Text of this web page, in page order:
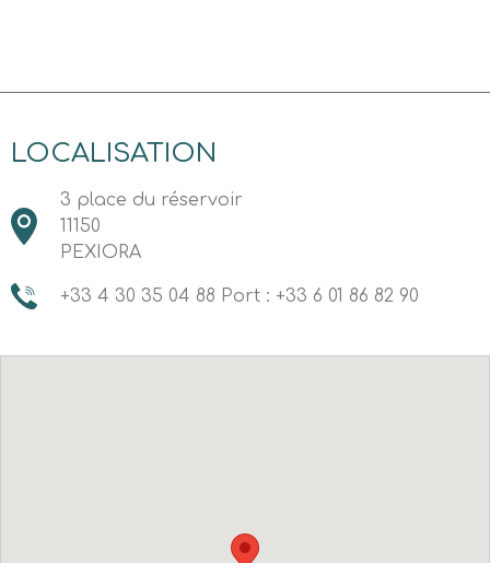
LOCALISATION
3 place du réservoir
11150
PEXIORA
+33 4 30 35 04 88 Port : +33 6 01 86 82 90